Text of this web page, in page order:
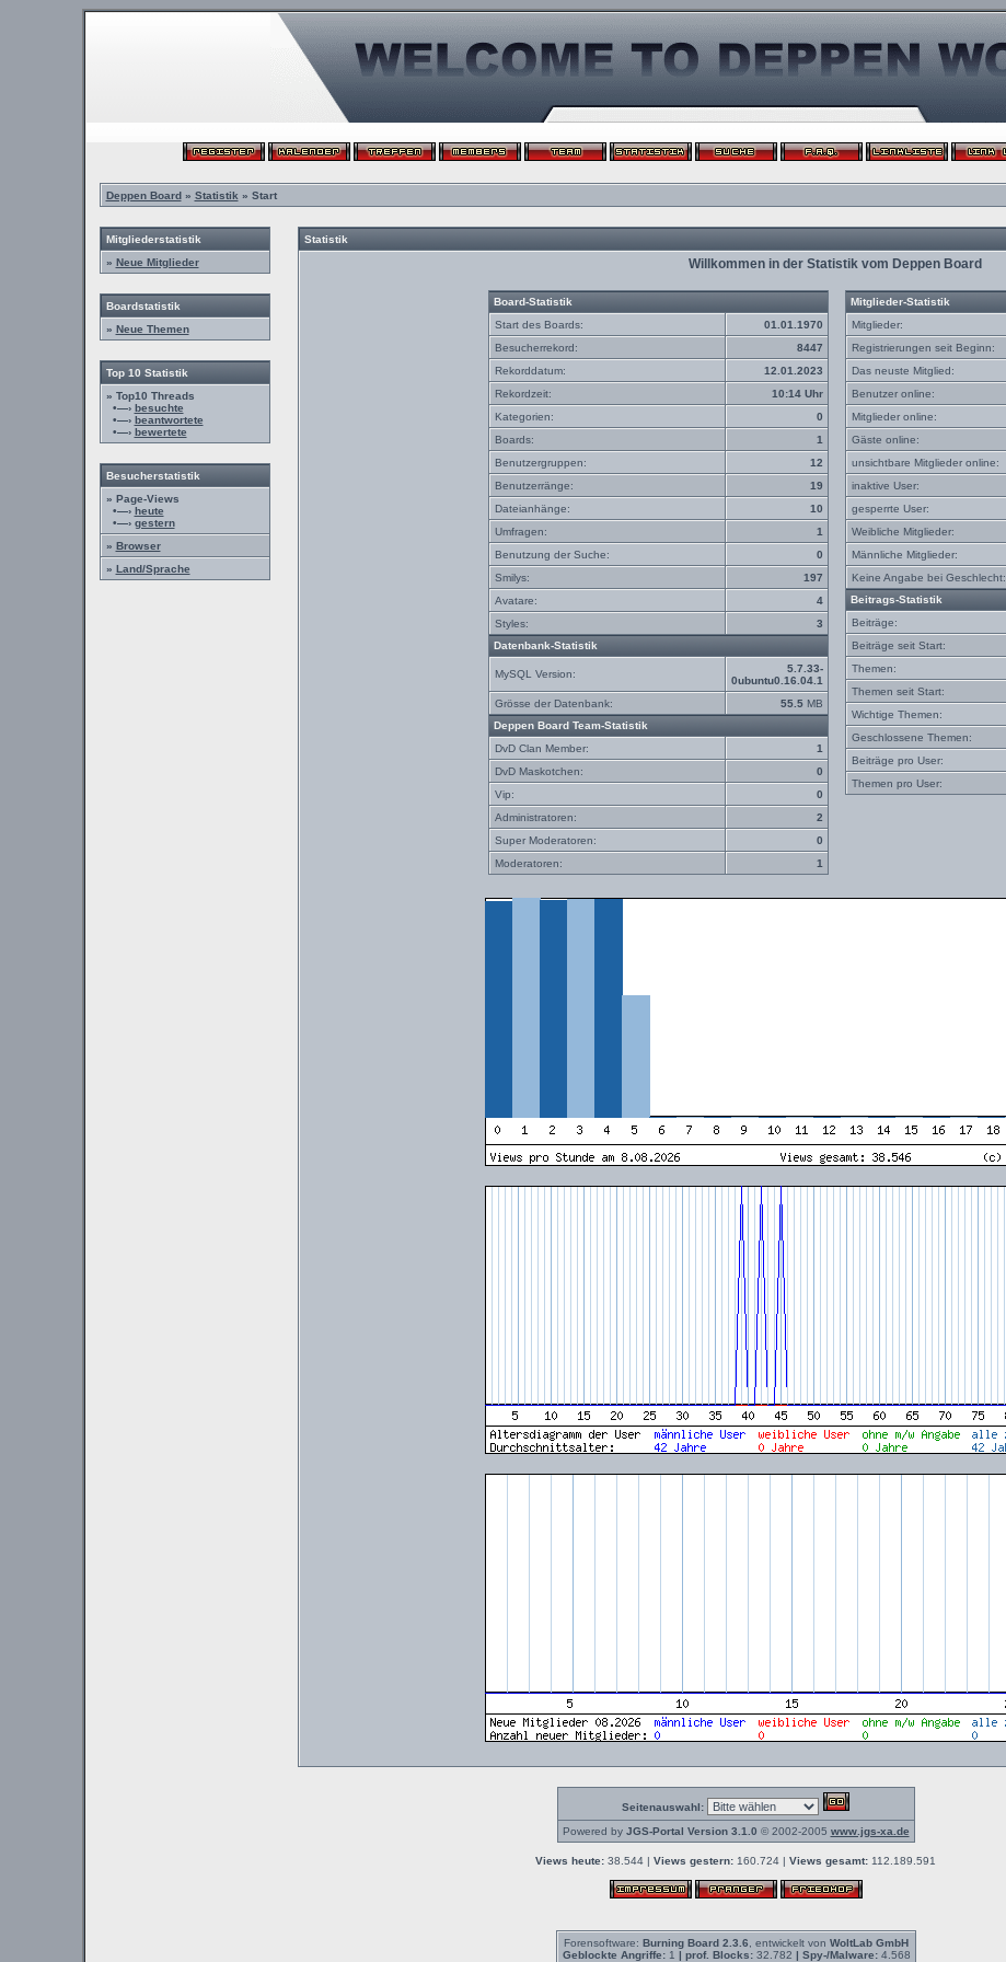
Deppen Board» Statistik » Start
Mitgliederstatistik
» Neue Mitglieder
Boardstatistik
» Neue Themen
Top 10 Statistik
» Top10 Threads
•—› besuchte
•—› beantwortete
•—› bewertete
Besucherstatistik
» Page-Views
•—› heute
•—› gestern
» Browser
» Land/Sprache
Statistik
Willkommen in der Statistik vom Deppen Board
Board-Statistik
Start des Boards:
01.01.1970
Besucherrekord:
8447
Rekorddatum:
12.01.2023
Rekordzeit:
10:14 Uhr
Kategorien:
0
Boards:
1
Benutzergruppen:
12
Benutzerränge:
19
Dateianhänge:
10
Umfragen:
1
Benutzung der Suche:
0
Smilys:
197
Avatare:
4
Styles:
3
Datenbank-Statistik
MySQL Version:
5.7.33-
0ubuntu0.16.04.1
Grösse der Datenbank:
55.5 MB
Deppen Board Team-Statistik
DvD Clan Member:
1
DvD Maskotchen:
0
Vip:
0
Administratoren:
2
Super Moderatoren:
0
Moderatoren:
1
Mitglieder-Statistik
Mitglieder:
Registrierungen seit Beginn:
Das neuste Mitglied:
Benutzer online:
Mitglieder online:
Gäste online:
unsichtbare Mitglieder online:
inaktive User:
gesperrte User:
Weibliche Mitglieder:
Männliche Mitglieder:
Keine Angabe bei Geschlecht:
Beitrags-Statistik
Beiträge:
Beiträge seit Start:
Themen:
Themen seit Start:
Wichtige Themen:
Geschlossene Themen:
Beiträge pro User:
Themen pro User:
Seitenauswahl:
Powered by JGS-Portal Version 3.1.0 © 2002-2005 www.jgs-xa.de
Views heute: 38.544 | Views gestern: 160.724 | Views gesamt: 112.189.591
Forensoftware: Burning Board 2.3.6 , entwickelt von WoltLab GmbH
Geblockte Angriffe:1 | prof. Blocks:32.782 | Spy-/Malware:4.568